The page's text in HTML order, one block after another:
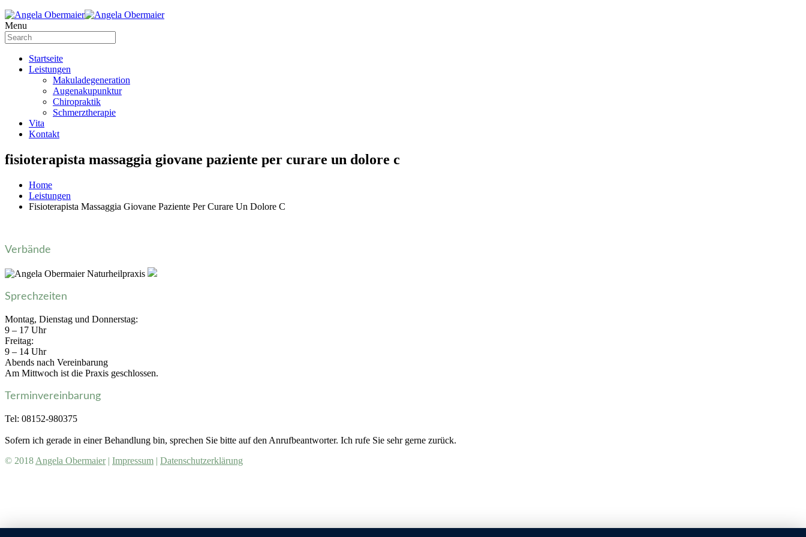
Menu
Startseite
Leistungen
Makuladegeneration
Augenakupunktur
Chiropraktik
Schmerztherapie
Vita
Kontakt
fisioterapista massaggia giovane paziente per curare un dolore c
Home
Leistungen
Fisioterapista Massaggia Giovane Paziente Per Curare Un Dolore C
Verbände
Sprechzeiten
Montag, Dienstag und Donnerstag:
9 – 17 Uhr
Freitag:
9 – 14 Uhr
Abends nach Vereinbarung
Am Mittwoch ist die Praxis geschlossen.
Terminvereinbarung
Tel: 08152-980375
Sofern ich gerade in einer Behandlung bin, sprechen Sie bitte auf den Anrufbeantworter. Ich rufe Sie sehr gerne zurück.
© 2018 Angela Obermaier| Impressum | Datenschutzerklärung